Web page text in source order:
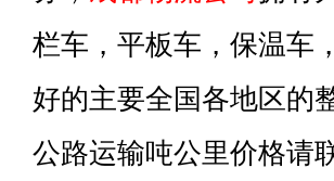
栏车，平板车，保温车
好的主要全国各地区的
公路运输吨公里价格请